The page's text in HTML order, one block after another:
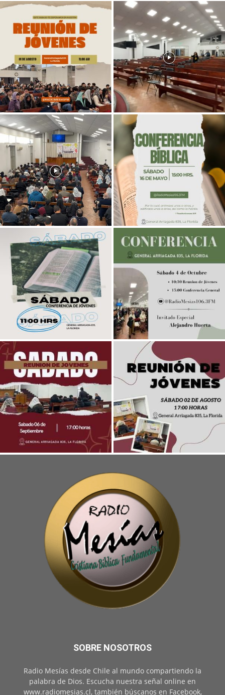
SOBRE NOSOTROS
Radio Mesías desde Chile al mundo compartiendo la
palabra de Dios. Escucha nuestra señal online en
www.radiomesias.cl, también búscanos en Facebook,